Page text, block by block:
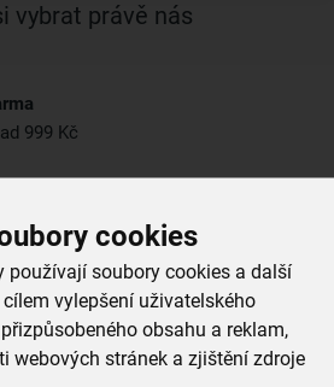
cookies
používají soubory cookies a další
vylepšení uživatelského
obsahu a reklam,
webových stránek a zjištění zdroje
vybrat právě nás
999 Kč
skladem
vyberete
produktů